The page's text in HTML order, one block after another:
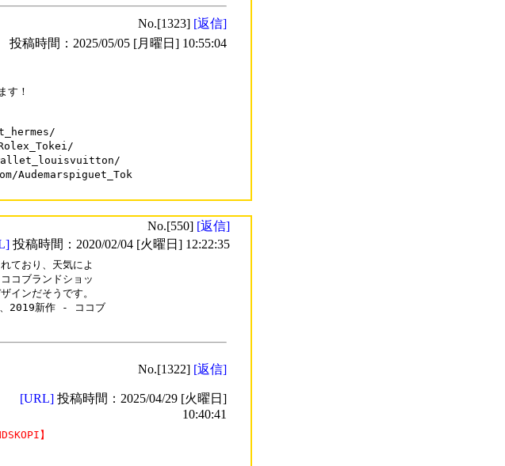
No.[1323] [返信]
投稿時間：2025/05/05 [月曜日] 10:55:04
す！
Rolex_Tokei/
wallet_louisvuitton/
Audemarspiguet_Tok
No.[550] [返信]
投稿時間：2020/02/04 [火曜日] 12:22:35
ており、天気によ
コブランドショッ
インだそうです。
、2019新作 - ココブ
No.[1322] [返信]
[URL] 投稿時間：2025/04/29 [火曜日]
10:40:41
】